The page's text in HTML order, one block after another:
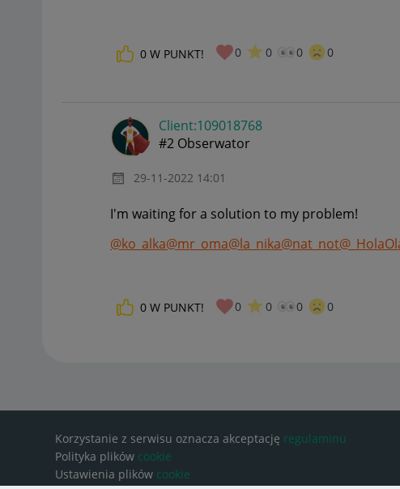
0 W PUNKT! 0 0 0 0
Client:109018768
#2 Obserwator
‎29-11-2022 14:01
I'm waiting for a solution to my problem!
@ko_alka@mr_oma@la_nika@nat_not
0 W PUNKT! 0 0 0 0
Korzystanie z serwisu oznacza akceptację regulaminu
Polityka plików cookie
Ustawienia plików cookie